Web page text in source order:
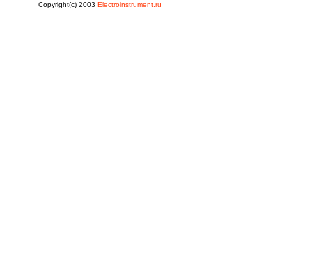
Copyright(c) 2003 Electroinstrument.ru